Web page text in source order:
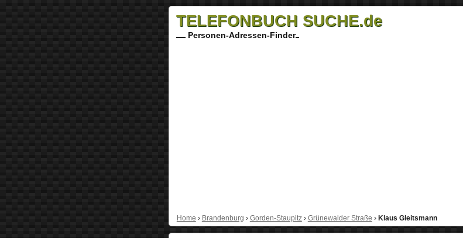
TELEFONBUCH SUCHE.de
Personen-Adressen-Finder
Home › Brandenburg › Gorden-Staupitz› Grünewalder Straße › Klaus Gleitsmann